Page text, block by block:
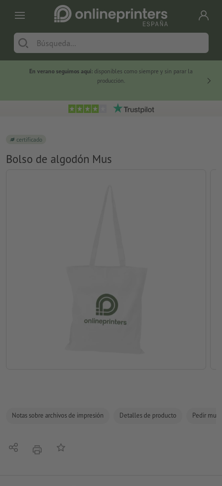
En verano seguimos aquí: disponibles como siempre y sin parar la
producción.
certificado
Bolso de algodón Mus
Notas sobre archivos de impresión Detalles de producto Pedir
CompartirimprimirAñadir a lista de favoritos